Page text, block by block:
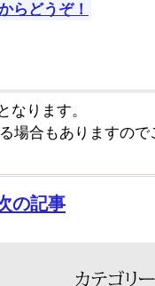
らどうぞ！
なります。
場合もありますので
の記事